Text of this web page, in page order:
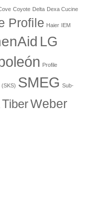
Coyote Delta Dexa Cucine
Profile Haier IEM
LG
Profile
(SKS) SMEG Sub-
TiberWeber